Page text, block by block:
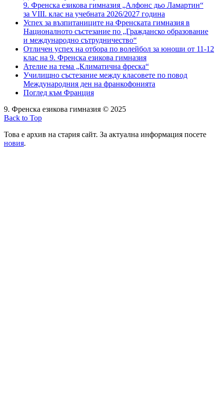
9. Френска езикова гимназия „Алфонс дьо Ламартин“
за VIII. клас на учебната 2026/2027 година
Успех за възпитаниците на Френската гимназия в
Националното състезание по „Гражданско образование
и международно сътрудничество“
Отличен успех на отбора по волейбол за юноши от 11-12
клас на 9. Френска езикова гимназия
Ателие на тема „Климатична фреска“
Училищно състезание между класовете по повод
Международния ден на франкофонията
Поглед към Франция
9. Френска езикова гимназия © 2025
Back to Top
Това е архив на стария сайт. За актуална информация посете
новия.